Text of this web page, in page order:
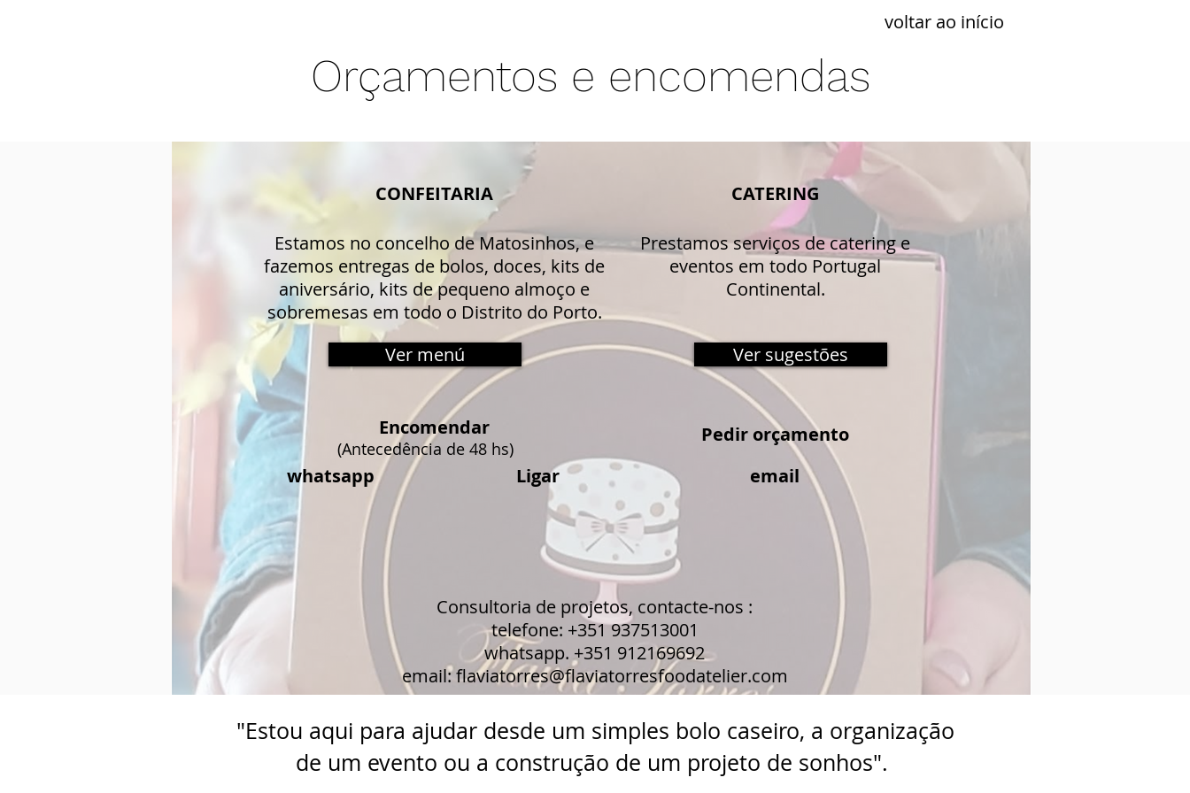
voltar ao início
Orçamentos e encomendas
CONFEITARIA
Estamos no concelho de Matosinhos, e
fazemos entregas de bolos, doces, kits de
aniversário, kits de pequeno almoço e
sobremesas em todo o Distrito do Porto.
Ver menú
Encomendar
(Antecedência de 48 hs)
whatsapp Ligar
CATERING
Prestamos serviços de catering e
eventos em todo Portugal
Continental.
Ver sugestões
Pedir orçamento
email
Consultoria de projetos, contacte-nos :
telefone: +351 937513001
whatsapp. +351 912169692
email: flaviatorres@flaviatorresfoodatelier.com
"Estou aqui para ajudar desde um simples bolo caseiro, a organização
de um evento ou a construção de um projeto de sonhos".